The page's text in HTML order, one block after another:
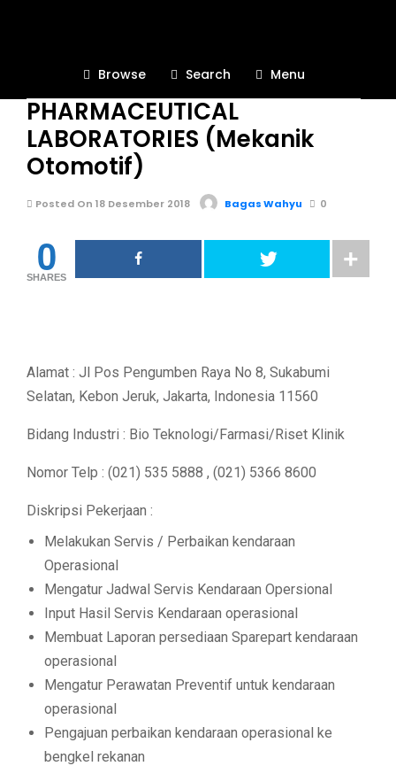
Browse Search Menu
LOWONGAN PT. NOVELL
PHARMACEUTICAL
LABORATORIES (Mekanik
Otomotif)
Posted On 18 Desember 2018 Bagas Wahyu 0
0
SHARES
Alamat : Jl Pos Pengumben Raya No 8, Sukabumi
Selatan, Kebon Jeruk, Jakarta, Indonesia 11560
Bidang Industri : Bio Teknologi/Farmasi/Riset Klinik
Nomor Telp : (021) 535 5888 , (021) 5366 8600
Diskripsi Pekerjaan :
Melakukan Servis / Perbaikan kendaraan
Operasional
Mengatur Jadwal Servis Kendaraan Opersional
Input Hasil Servis Kendaraan operasional
Membuat Laporan persediaan Sparepart kendaraan
operasional
Mengatur Perawatan Preventif untuk kendaraan
operasional
Pengajuan perbaikan kendaraan operasional ke
bengkel rekanan